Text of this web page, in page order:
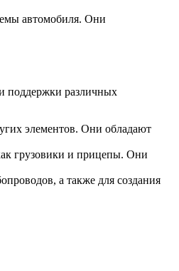
автомобиля. Они
поддержки различных
элементов. Они обладают
грузовики и прицепы. Они
а также для создания